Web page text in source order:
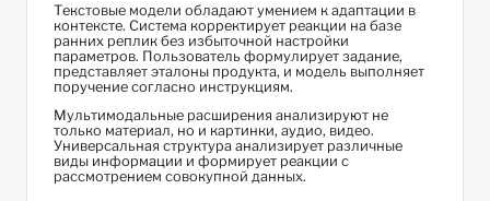
Текстовые модели обладают умением к адаптации в
контексте. Система корректирует реакции на базе
ранних реплик без избыточной настройки
параметров. Пользователь формулирует задание,
представляет эталоны продукта, и модель выполняет
поручение согласно инструкциям.
Мультимодальные расширения анализируют не
только материал, но и картинки, аудио, видео.
Универсальная структура анализирует различные
виды информации и формирует реакции с
рассмотрением совокупной данных.